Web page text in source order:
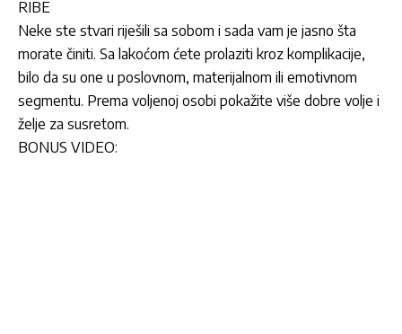
RIBE
Neke ste stvari riješili sa sobom i sada vam je jasno šta
morate činiti. Sa lakoćom ćete prolaziti kroz komplikacije,
bilo da su one u poslovnom, materijalnom ili emotivnom
segmentu. Prema voljenoj osobi pokažite više dobre volje i
želje za susretom.
BONUS VIDEO: